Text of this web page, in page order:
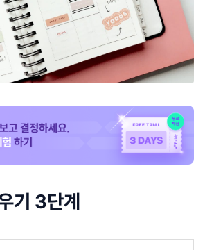
기 3단계